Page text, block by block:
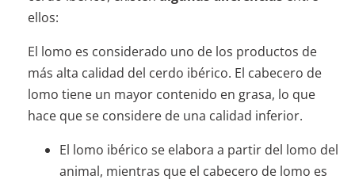
ellos:
El lomo es considerado uno de los productos de
más alta calidad del cerdo ibérico. El cabecero de
lomo tiene un mayor contenido en grasa, lo que
hace que se considere de una calidad inferior.
El lomo ibérico se elabora a partir del lomo del
animal, mientras que el cabecero de lomo es